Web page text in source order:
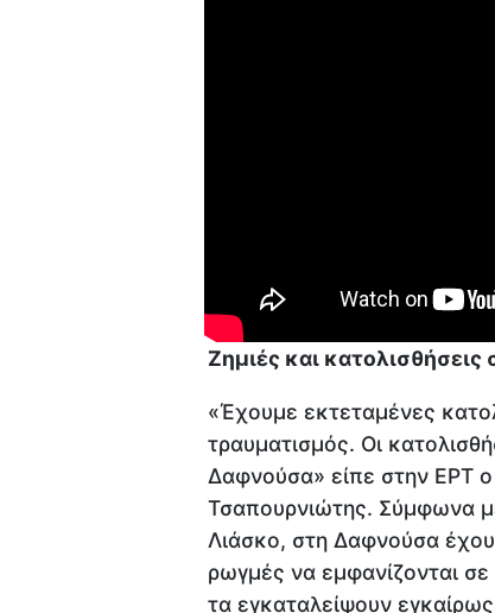
Ζημιές και κατολισθήσεις
«Έχουμε εκτεταμένες
τραυματισμός. Οι
Δαφνούσα» είπε στην ΕΡΤ
Τσαπουρνιώτης. Σύμφωνα
Λιάσκο, στη Δαφνούσα
ρωγμές να εμφανίζονται
τα εγκαταλείψουν